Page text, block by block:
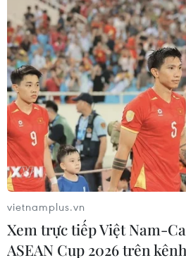
vietnamplus.vn
Xem trực tiếp Việt Nam-
ASEAN Cup 2026 trên